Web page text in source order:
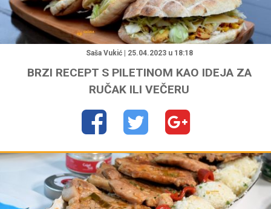
"
Saša Vukić | 25.04.2023 u 18:18
BRZI RECEPT S PILETINOM KAO IDEJA ZA
RUČAK ILI VEČERU